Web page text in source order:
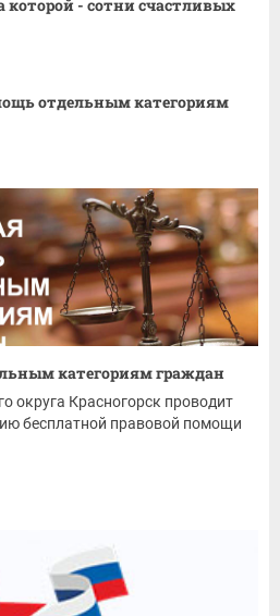
которой - сотни счастливых
отдельным категориям
категориям граждан
округа Красногорск проводит
бесплатной правовой помощи